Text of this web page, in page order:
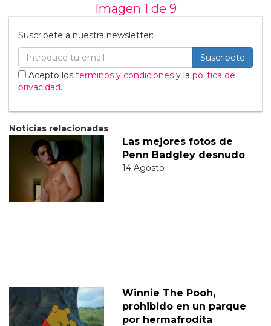
Imagen 1 de 9
Suscribete a nuestra newsletter:
Suscribete
Acepto los terminos y condiciones y la política de
privacidad.
Noticias relacionadas
Las mejores fotos de
Penn Badgley desnudo
14 Agosto
Winnie The Pooh,
prohibido en un parque
por hermafrodita